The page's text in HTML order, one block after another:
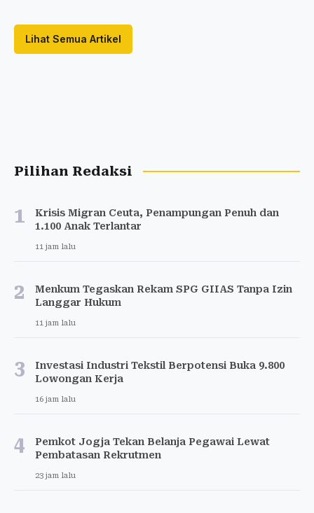
Lihat Semua Artikel
Pilihan Redaksi
1
Krisis Migran Ceuta, Penampungan Penuh dan
1.100 Anak Terlantar
11 jam lalu
2
Menkum Tegaskan Rekam SPG GIIAS Tanpa Izin
Langgar Hukum
11 jam lalu
3
Investasi Industri Tekstil Berpotensi Buka 9.800
Lowongan Kerja
16 jam lalu
4
Pemkot Jogja Tekan Belanja Pegawai Lewat
Pembatasan Rekrutmen
23 jam lalu